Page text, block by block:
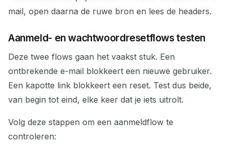
mail, open daarna de ruwe bron en lees de headers.
Aanmeld- en wachtwoordresetflows testen
Deze twee flows gaan het vaakst stuk. Een
ontbrekende e-mail blokkeert een nieuwe gebruiker.
Een kapotte link blokkeert een reset. Test dus beide,
van begin tot eind, elke keer dat je iets uitrolt.
Volg deze stappen om een aanmeldflow te
controleren: